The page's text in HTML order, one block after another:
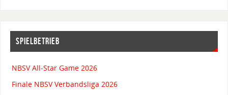
SPIELBETRIEB
NBSV All-Star Game 2026
Finale NBSV Verbandsliga 2026